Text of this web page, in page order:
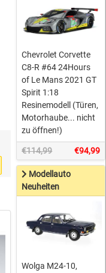
Chevrolet Corvette
C8-R #64 24Hours
of Le Mans 2021 GT
Spirit 1:18
Resinemodell (Türen,
Motorhaube... nicht
zu öffnen!)
€114,99 €94,99
Modellauto
Neuheiten
Wolga M24-10,